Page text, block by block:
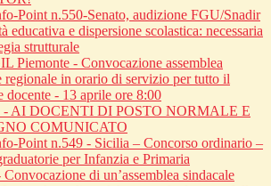
Point n.550-Senato, audizione FGU/Snadir
educativa e dispersione scolastica: necessaria
strutturale
Piemonte - Convocazione assemblea
regionale in orario di servizio per tutto il
docente - 13 aprile ore 8:00
- AI DOCENTI DI POSTO NORMALE E
COMUNICATO
Point n.549 - Sicilia – Concorso ordinario –
per Infanzia e Primaria
di un’assemblea sindacale